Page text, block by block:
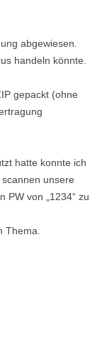
abgewiesen.
handeln könnte.
gepackt (ohne
hatte konnte ich
unsere
PW von „1234“ zu
Thema.